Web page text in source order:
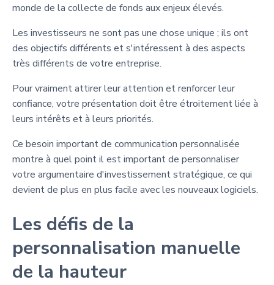
monde de la collecte de fonds aux enjeux élevés.
Les investisseurs ne sont pas une chose unique ; ils ont
des objectifs différents et s'intéressent à des aspects
très différents de votre entreprise.
Pour vraiment attirer leur attention et renforcer leur
confiance, votre présentation doit être étroitement liée à
leurs intérêts et à leurs priorités.
Ce besoin important de communication personnalisée
montre à quel point il est important de personnaliser
votre argumentaire d'investissement stratégique, ce qui
devient de plus en plus facile avec les nouveaux logiciels.
Les défis de la
personnalisation manuelle
de la hauteur